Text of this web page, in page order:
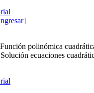
polinómica
ecuaciones